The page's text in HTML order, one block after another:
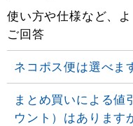
使い方や仕様など、
ご回答
ネコポス便は選べま
まとめ買いによる値
ウント）はあります